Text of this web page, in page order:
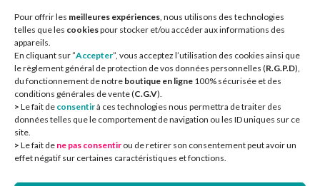
Pour offrir les meilleures expériences, nous utilisons des technologies
telles que les cookiespour stocker et/ou accéder aux informations des
appareils.
En cliquant sur ”Accepter”, vous acceptez l’utilisation des cookies ainsi que
le règlement général de protection de vos données personnelles (R.G.P.D),
du fonctionnement de notre boutique en ligne 100% sécurisée et des
conditions générales de vente (C.G.V).
> Le fait de consentirà ces technologies nous permettra de traiter des
données telles que le comportement de navigation ou les ID uniques sur ce
site.
> Le fait de ne pas consentir ou de retirer son consentement peut avoir un
effet négatif sur certaines caractéristiques et fonctions.
Nos